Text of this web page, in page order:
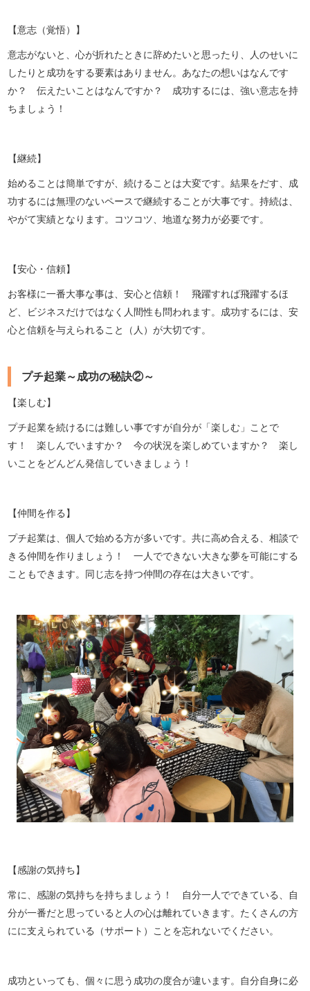
【意志（覚悟）】
意志がないと、心が折れたときに辞めたいと思ったり、人のせいに
したりと成功をする要素はありません。あなたの想いはなんです
か？ 伝えたいことはなんですか？ 成功するには、強い意志を持
ちましょう！
【継続】
始めることは簡単ですが、続けることは大変です。結果をだす、成
功するには無理のないペースで継続することが大事です。持続は、
やがて実績となります。コツコツ、地道な努力が必要です。
【安心・信頼】
お客様に一番大事な事は、安心と信頼！ 飛躍すれば飛躍するほ
ど、ビジネスだけではなく人間性も問われます。成功するには、安
心と信頼を与えられること（人）が大切です。
プチ起業～成功の秘訣②～
【楽しむ】
プチ起業を続けるには難しい事ですが自分が「楽しむ」ことで
す！ 楽しんでいますか？ 今の状況を楽しめていますか？ 楽し
いことをどんどん発信していきましょう！
【仲間を作る】
プチ起業は、個人で始める方が多いです。共に高め合える、相談で
きる仲間を作りましょう！ 一人でできない大きな夢を可能にする
こともできます。同じ志を持つ仲間の存在は大きいです。
【感謝の気持ち】
常に、感謝の気持ちを持ちましょう！ 自分一人でできている、自
分が一番だと思っていると人の心は離れていきます。たくさんの方
にに支えられている（サポート）ことを忘れないでください。
成功といっても、個々に思う成功の度合が違います。自分自身に必